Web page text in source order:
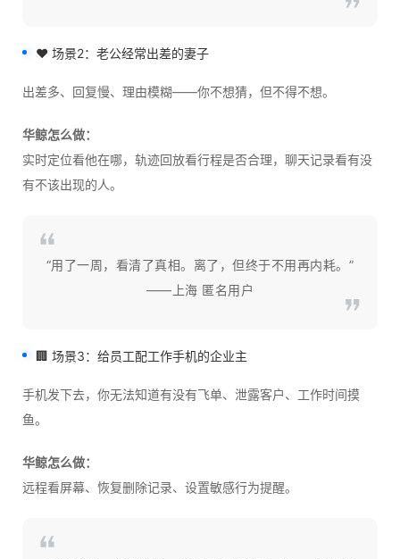
❤️ 场景2：老公经常出差的妻子
出差多、回复慢、理由模糊——你不想猜，但不得不想。
华鲸怎么做：
实时定位看他在哪，轨迹回放看行程是否合理，聊天记录看有没
有不该出现的人。
“用了一周，看清了真相。离了，但终于不用再内耗。”
——上海 匿名用户
🏢 场景3：给员工配工作手机的企业主
手机发下去，你无法知道有没有飞单、泄露客户、工作时间摸
鱼。
华鲸怎么做：
远程看屏幕、恢复删除记录、设置敏感行为提醒。